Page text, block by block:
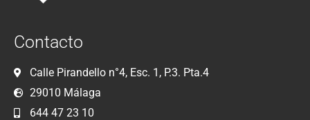
Contacto
Calle Pirandello n°4, Esc. 1, P.3. Pta.4
29010 Málaga
644 47 23 10